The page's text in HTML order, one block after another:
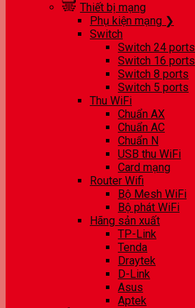
Thiết bị mạng
Phụ kiện mạng ❯
Switch
Switch 24 ports
Switch 16 ports
Switch 8 ports
Switch 5 ports
Thu WiFi
Chuẩn AX
Chuẩn AC
Chuẩn N
USB thu WiFi
Card mạng
Router Wifi
Bộ Mesh WiFi
Bộ phát WiFi
Hãng sản xuất
TP-Link
Tenda
Draytek
D-Link
Asus
Aptek